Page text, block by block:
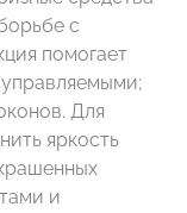
с
помогает
управляемыми;
Для
яркость
и